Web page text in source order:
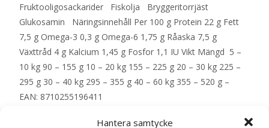
Hantera samtycke
Fruktooligosackarider Fiskolja Bryggeritorrjäst
Glukosamin Näringsinnehåll Per 100 g Protein 22 g Fett
7,5 g Omega-3 0,3 g Omega-6 1,75 g Råaska 7,5 g
Växttråd 4 g Kalcium 1,45 g Fosfor 1,1 IU Vikt Mängd 5 –
10 kg 90 – 155 g 10 – 20 kg 155 – 225 g 20 – 30 kg 225 –
295 g 30 – 40 kg 295 – 355 g 40 – 60 kg 355 – 520 g –
EAN: 8710255196411